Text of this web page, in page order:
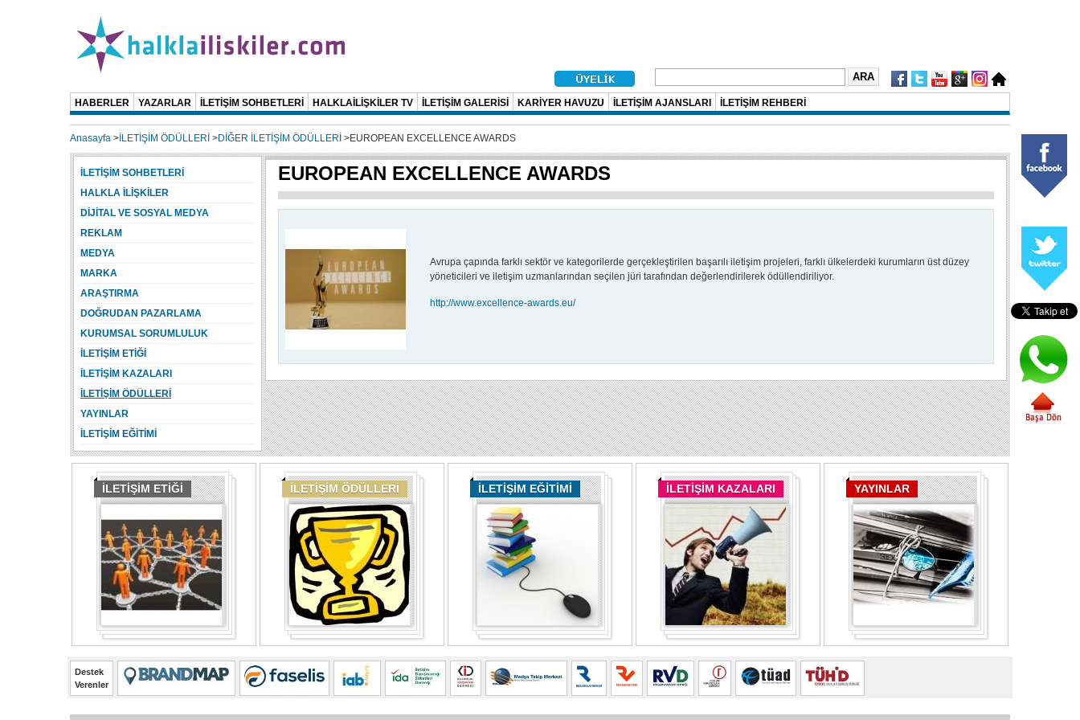
HABERLER YAZARLAR İLETİŞİM SOHBETLERİ HALKLAİLİŞKİLER TV İLETİŞİM GALERİSİ KARİYER HAVUZU İLETİŞİM AJANSLARI İLETİŞİM REHBERİ
Anasayfa > İLETİŞİM ÖDÜLLERİ >DİĞER İLETİŞİM ÖDÜLLERİ >EUROPEAN EXCELLENCE AWARDS
EUROPEAN EXCELLENCE AWARDS
Avrupa çapında farklı sektör ve kategorilerde gerçekleştirilen başarılı iletişim projeleri, farklı ülkelerdeki kurumların üst düzey
yöneticileri ve iletişim uzmanlarından seçilen jüri tarafından değerlendirilerek ödüllendiriliyor.
http://www.excellence-awards.eu/
İLETİŞİM SOHBETLERİ
HALKLA İLİŞKİLER
DİJİTAL VE SOSYAL MEDYA
REKLAM
MEDYA
MARKA
ARAŞTIRMA
DOĞRUDAN PAZARLAMA
KURUMSAL SORUMLULUK
İLETİŞİM ETİĞİ
İLETİŞİM KAZALARI
İLETİŞİM ÖDÜLLERİ
YAYINLAR
İLETİŞİM EĞİTİMİ
İLETİŞİM ETİĞİ İLETİŞİM ÖDÜLLERİ İLETİŞİM EĞİTİMİ İLETİŞİM KAZALARI YAYINLAR
Destek
Verenler